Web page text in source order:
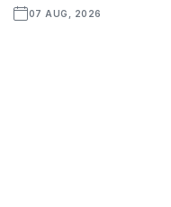
07 AUG, 2026